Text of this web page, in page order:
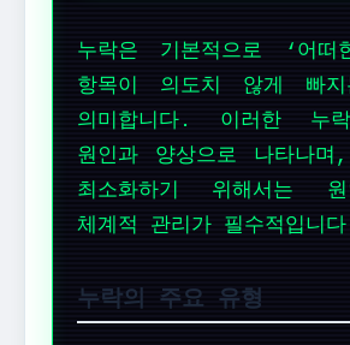
누락은 기본적으로 ‘어떠
항목이 의도치 않게 빠지
의미합니다. 이러한 누
원인과 양상으로 나타나
최소화하기 위해서는
체계적 관리가 필수적입니
누락의 주요 유형